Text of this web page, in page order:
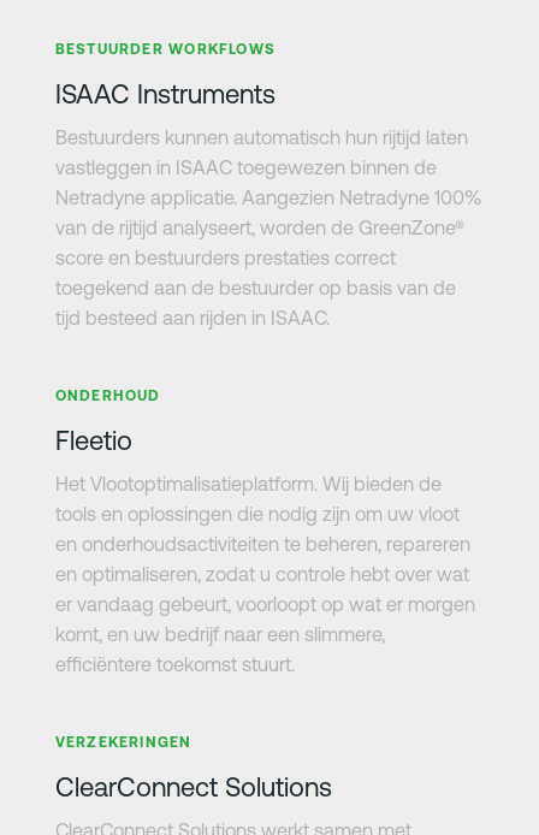
BESTUURDER WORKFLOWS
ISAAC Instruments
Bestuurders kunnen automatisch hun rijtijd laten
vastleggen in ISAAC toegewezen binnen de
Netradyne applicatie. Aangezien Netradyne 100%
van de rijtijd analyseert, worden de GreenZone®
score en bestuurders prestaties correct
toegekend aan de bestuurder op basis van de
tijd besteed aan rijden in ISAAC.
ONDERHOUD
Fleetio
Het Vlootoptimalisatieplatform. Wij bieden de
tools en oplossingen die nodig zijn om uw vloot
en onderhoudsactiviteiten te beheren, repareren
en optimaliseren, zodat u controle hebt over wat
er vandaag gebeurt, voorloopt op wat er morgen
komt, en uw bedrijf naar een slimmere,
efficiëntere toekomst stuurt.
VERZEKERINGEN
ClearConnect Solutions
ClearConnect Solutions werkt samen met